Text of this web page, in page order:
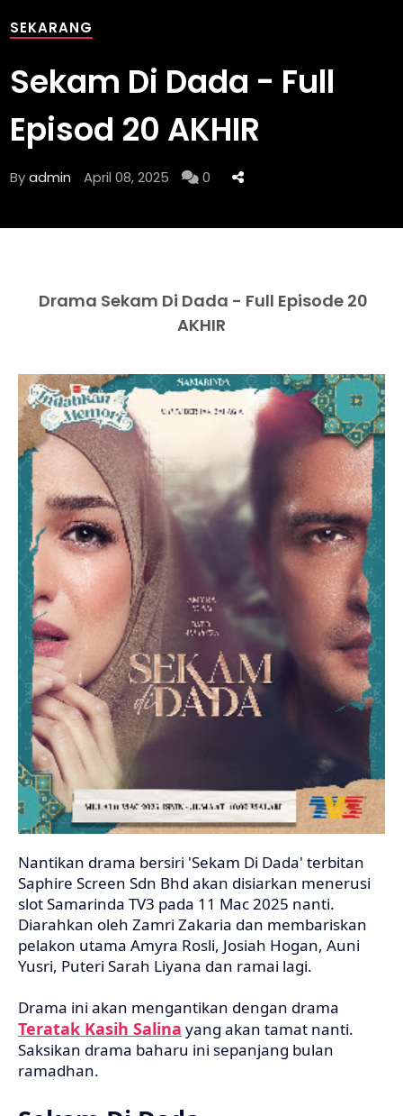
SEKARANG
Sekam Di Dada - Full
Episod 20 AKHIR
Byadmin April 08, 2025 0
Drama Sekam Di Dada - Full Episode 20
AKHIR
Nantikan drama bersiri 'Sekam Di Dada' terbitan
Saphire Screen Sdn Bhd akan disiarkan menerusi
slot Samarinda TV3 pada 11 Mac 2025 nanti.
Diarahkan oleh Zamri Zakaria dan membariskan
pelakon utama Amyra Rosli, Josiah Hogan, Auni
Yusri, Puteri Sarah Liyana dan ramai lagi.
Drama ini akan mengantikan dengan drama
Teratak Kasih Salina yang akan tamat nanti.
Saksikan drama baharu ini sepanjang bulan
ramadhan.